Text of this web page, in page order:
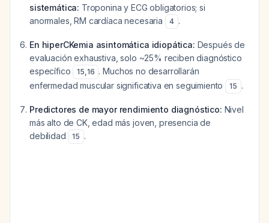
sistemática: Troponina y ECG obligatorios; si
anormales, RM cardíaca necesaria
4 .
En hiperCKemia asintomática idiopática: Después de
evaluación exhaustiva, solo ~25% reciben diagnóstico
específico
15,16 . Muchos no desarrollarán
enfermedad muscular significativa en seguimiento
15 .
Predictores de mayor rendimiento diagnóstico: Nivel
más alto de CK, edad más joven, presencia de
debilidad
15 .